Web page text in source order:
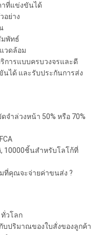
าที่แข่งขันได้
อย่าง
มพัทธ์
วดล้อม
การแบบครบวงจรและดี
นได้ และรับประกันการส่ง
จำล่วงหน้า 50% หรือ 70%
10000ชิ้นสำหรับโลโก้ที่
มที่คุณจะจ่ายค่าขนส่ง ?
ทั่วโลก
บปริมาณของใบสั่งของลูกค้า